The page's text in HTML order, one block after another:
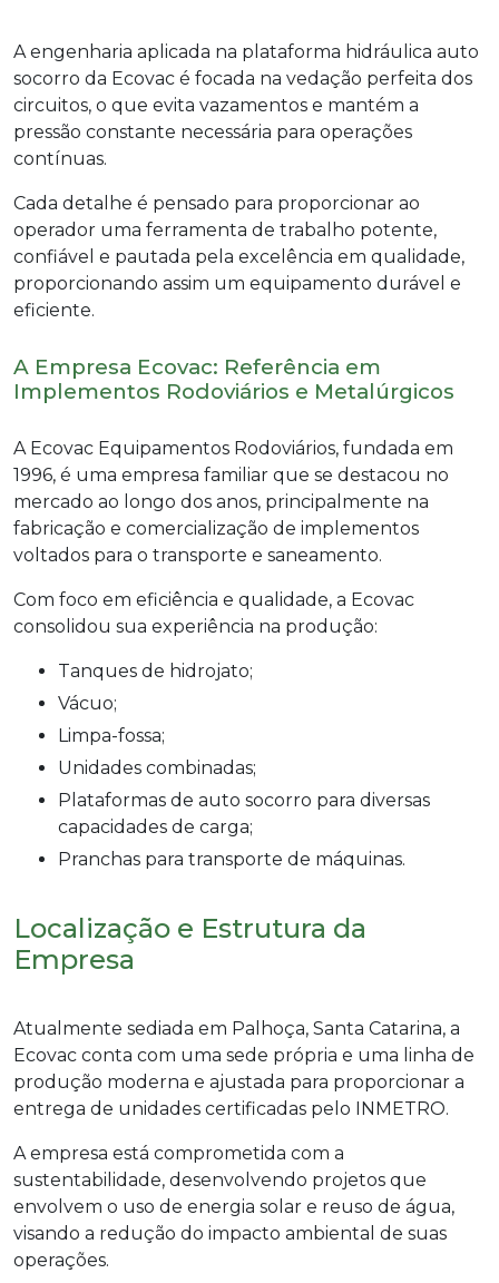
A engenharia aplicada na plataforma hidráulica auto
socorro da Ecovac é focada na vedação perfeita dos
circuitos, o que evita vazamentos e mantém a
pressão constante necessária para operações
contínuas.
Cada detalhe é pensado para proporcionar ao
operador uma ferramenta de trabalho potente,
confiável e pautada pela excelência em qualidade,
proporcionando assim um equipamento durável e
eficiente.
A Empresa Ecovac: Referência em
Implementos Rodoviários e Metalúrgicos
A Ecovac Equipamentos Rodoviários, fundada em
1996, é uma empresa familiar que se destacou no
mercado ao longo dos anos, principalmente na
fabricação e comercialização de implementos
voltados para o transporte e saneamento.
Com foco em eficiência e qualidade, a Ecovac
consolidou sua experiência na produção:
Tanques de hidrojato;
Vácuo;
Limpa-fossa;
Unidades combinadas;
Plataformas de auto socorro para diversas
capacidades de carga;
Pranchas para transporte de máquinas.
Localização e Estrutura da
Empresa
Atualmente sediada em Palhoça, Santa Catarina, a
Ecovac conta com uma sede própria e uma linha de
produção moderna e ajustada para proporcionar a
entrega de unidades certificadas pelo INMETRO.
A empresa está comprometida com a
sustentabilidade, desenvolvendo projetos que
envolvem o uso de energia solar e reuso de água,
visando a redução do impacto ambiental de suas
operações.